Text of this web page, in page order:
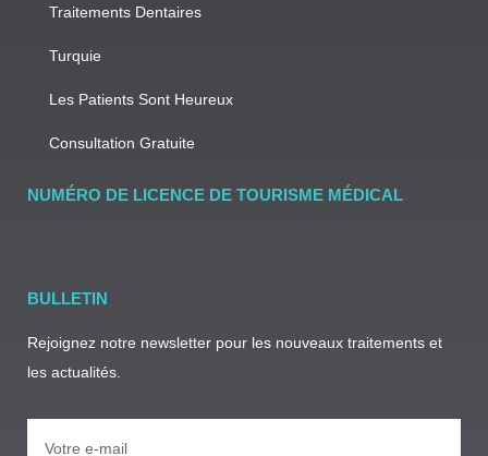
Traitements Dentaires
Turquie
Les Patients Sont Heureux
Consultation Gratuite
NUMÉRO DE LICENCE DE TOURISME MÉDICAL
BULLETIN
Rejoignez notre newsletter pour les nouveaux traitements et
les actualités.